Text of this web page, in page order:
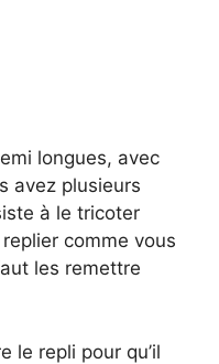
longues, avec
avez plusieurs
à le tricoter
comme vous
les remettre
le repli pour qu’il